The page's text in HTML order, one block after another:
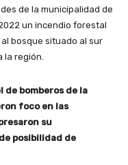
de la municipalidad de
un incendio forestal
bosque situado al sur
la región.
de bomberos de la
foco en las
su
posibilidad de